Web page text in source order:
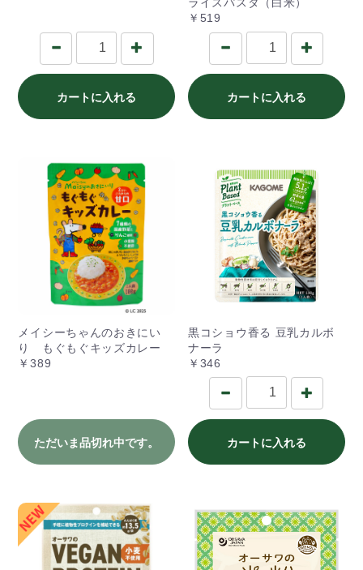
カートに入れる
ライスパスタ（白米）
￥519
カートに入れる
メイシーちゃんのおきにい
り もぐもぐキッズカレー
￥389
ただいま品切れ中です。
黒コショウ香る 豆乳カルボ
ナーラ
￥346
カートに入れる